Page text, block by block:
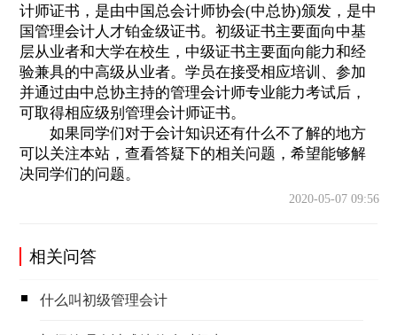
计师证书，是由中国总会计师协会(中总协)颁发，是中
国管理会计人才铂金级证书。初级证书主要面向中基
层从业者和大学在校生，中级证书主要面向能力和经
验兼具的中高级从业者。学员在接受相应培训、参加
并通过由中总协主持的管理会计师专业能力考试后，
可取得相应级别管理会计师证书。
如果同学们对于会计知识还有什么不了解的地方
可以关注本站，查看答疑下的相关问题，希望能够解
决同学们的问题。
2020-05-07 09:56
相关问答
什么叫初级管理会计